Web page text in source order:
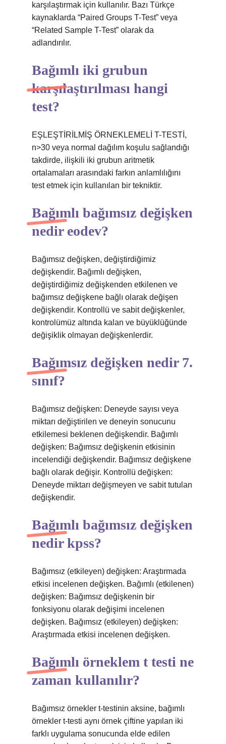
karşılaştırmak için kullanılır. Bazı Türkçe
kaynaklarda “Paired Groups T-Test” veya
“Related Sample T-Test” olarak da
adlandırılır.
Bağımlı iki grubun
karşılaştırılması hangi
test?
EŞLEŞTİRİLMİŞ ÖRNEKLEMELİ T-TESTİ,
n>30 veya normal dağılım koşulu sağlandığı
takdirde, ilişkili iki grubun aritmetik
ortalamaları arasındaki farkın anlamlılığını
test etmek için kullanılan bir tekniktir.
Bağımlı bağımsız değişken
nedir eodev?
Bağımsız değişken, değiştirdiğimiz
değişkendir. Bağımlı değişken,
değiştirdiğimiz değişkenden etkilenen ve
bağımsız değişkene bağlı olarak değişen
değişkendir. Kontrollü ve sabit değişkenler,
kontrolümüz altında kalan ve büyüklüğünde
değişiklik olmayan değişkenlerdir.
Bağımsız değişken nedir 7.
sınıf?
Bağımsız değişken: Deneyde sayısı veya
miktarı değiştirilen ve deneyin sonucunu
etkilemesi beklenen değişkendir. Bağımlı
değişken: Bağımsız değişkenin etkisinin
incelendiği değişkendir. Bağımsız değişkene
bağlı olarak değişir. Kontrollü değişken:
Deneyde miktarı değişmeyen ve sabit tutulan
değişkendir.
Bağımlı bağımsız değişken
nedir kpss?
Bağımsız (etkileyen) değişken: Araştırmada
etkisi incelenen değişken. Bağımlı (etkilenen)
değişken: Bağımsız değişkenin bir
fonksiyonu olarak değişimi incelenen
değişken. Bağımsız (etkileyen) değişken:
Araştırmada etkisi incelenen değişken.
Bağımlı örneklem t testi ne
zaman kullanılır?
Bağımsız örnekler t-testinin aksine, bağımlı
örnekler t-testi aynı örnek çiftine yapılan iki
farklı uygulama sonucunda elde edilen